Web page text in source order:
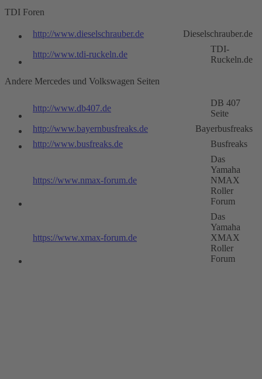
TDI Foren
http://www.dieselschrauber.de Dieselschrauber.de
http://www.tdi-ruckeln.de
TDI-
Ruckeln.de
Andere Mercedes und Volkswagen Seiten
http://www.db407.de
DB 407
Seite
http://www.bayernbusfreaks.de
Bayerbusfreaks
http://www.busfreaks.de
Busfreaks
https://www.nmax-forum.de
Das
Yamaha
NMAX
Roller
Forum
https://www.xmax-forum.de
Das
Yamaha
XMAX
Roller
Forum